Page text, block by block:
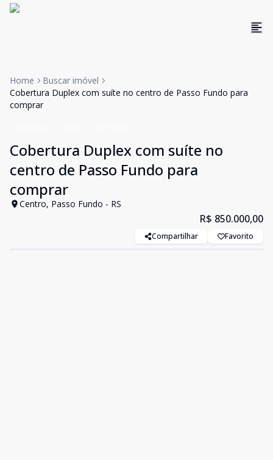
Home
Buscar imóvel
Cobertura Duplex com suíte no centro de Passo Fundo para
comprar
Cobertura Duplex com suíte no
centro de Passo Fundo para
comprar
Centro, Passo Fundo - RS
R$ 850.000,00
Compartilhar Favorito